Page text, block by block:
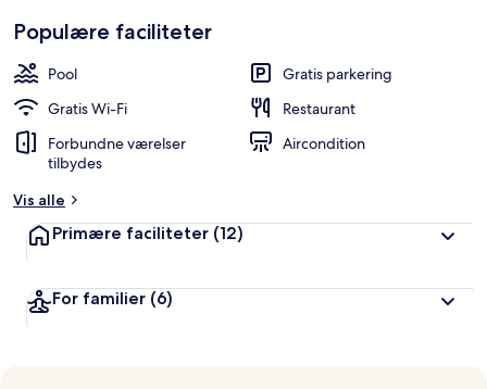
Populære faciliteter
Pool
Gratis parkering
Gratis Wi-Fi
Restaurant
Forbundne værelser
tilbydes
Aircondition
Vis alle
Primære faciliteter (12)
For familier (6)